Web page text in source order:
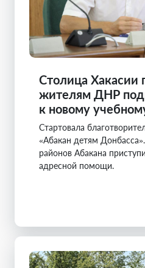
Столица Хакасии
жителям ДНР
к новому
Стартовала
«Абакан детям
районов Абакана
адресной помощи.